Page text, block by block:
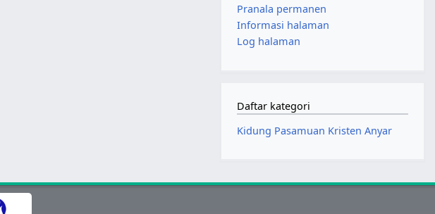
Pranala permanen
Informasi halaman
Log halaman
Daftar kategori
Kidung Pasamuan Kristen Anyar